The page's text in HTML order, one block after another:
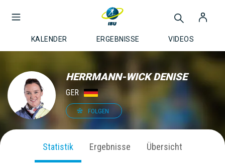
KALENDER ERGEBNISSE VIDEOS
HERRMANN-WICK DENISE
GER
FOLGEN
Statistik Ergebnisse Übersicht